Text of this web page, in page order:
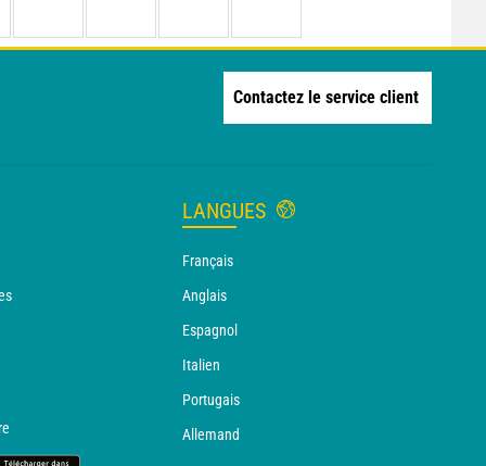
Contactez le service client
LANGUES
Français
Anglais
Espagnol
Italien
Portugais
Allemand